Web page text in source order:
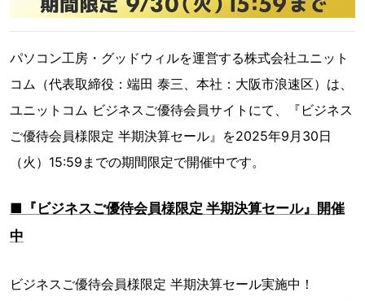
パソコン工房・グッドウィルを運営する株式会社ユニット
コム（代表取締役：端田 泰三、本社：大阪市浪速区）は、
ユニットコム ビジネスご優待会員サイトにて、『ビジネス
ご優待会員様限定 半期決算セール』を2025年9月30日
（火）15:59までの期間限定で開催中です。
■『ビジネスご優待会員様限定 半期決算セール』開催
中
ビジネスご優待会員様限定 半期決算セール実施中！